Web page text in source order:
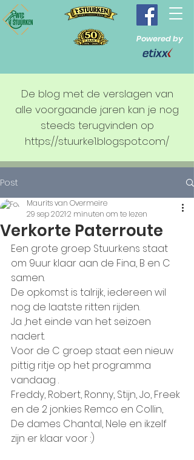
Powered by
De blog met de verslagen van
alle voorgaande jaren kan je nog
steeds terugvinden op
https://stuurke1.blogspot.com/
Post
Verkorte Paterroute
Maurits van Overmeire
29 sep 20212 minuten om te lezen
Een grote groep Stuurkens staat
om 9uur klaar aan de Fina, B en C
samen.
De opkomst is talrijk, iedereen wil
nog de laatste ritten rijden.
Ja ,het einde van het seizoen
nadert.
Voor de C groep staat een nieuw
pittig ritje op het programma
vandaag .
Freddy, Robert, Ronny, Stijn, Jo, Freek
en de 2 jonkies Remco en Collin,
De dames Chantal, Nele en ikzelf
zijn er klaar voor :)